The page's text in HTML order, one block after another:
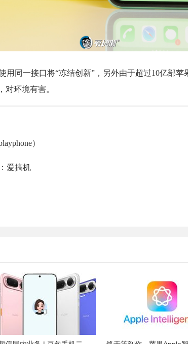
用同一接口将“冻结创新”，另外由于超过10亿部
对环境有害。
）
爱搞机